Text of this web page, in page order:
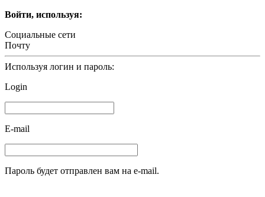
Войти, используя:
Социальные сети
Почту
Используя логин и пароль:
Login
E-mail
Пароль будет отправлен вам на e-mail.